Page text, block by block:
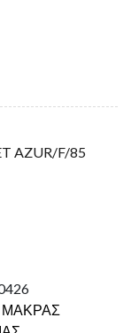
AZUR/F/85
ΜΑΚΡΑΣ